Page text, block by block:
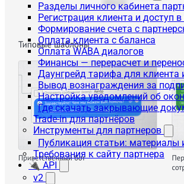
Разделы личного кабинета
Регистрация клиента и доступ
Формирование счета с
Оплата клиента с баланса
Оплата WABA диалогов
Финансы — перерасчет и
Даунгрейд тарифа для
Вывод вознаграждения за
Настройка уведомлений об
Где скачать закрывающие
Trade-in для партнёров
Инструменты для партнеров
Публикация статьи: материалы
Требования к сайту партнера
🔌 API
v2